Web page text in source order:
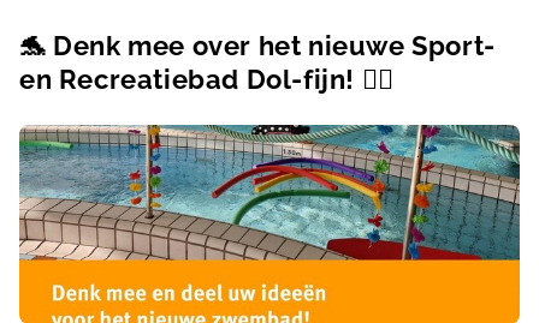
🐬 Denk mee over het nieuwe Sport-
en Recreatiebad Dol-fijn! 🏊‍♀️